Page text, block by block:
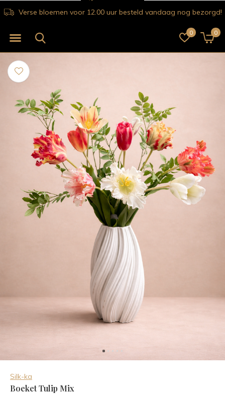
0 0
Verse bloemen voor 12.00 uur besteld vandaag nog bezorgd!
Silk-ka
Boeket Tulip Mix